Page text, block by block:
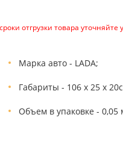
отгрузки товара уточняйте
Марка авто - LADA;
Габариты - 106 х 25 х
Объем в упаковке - 0,05